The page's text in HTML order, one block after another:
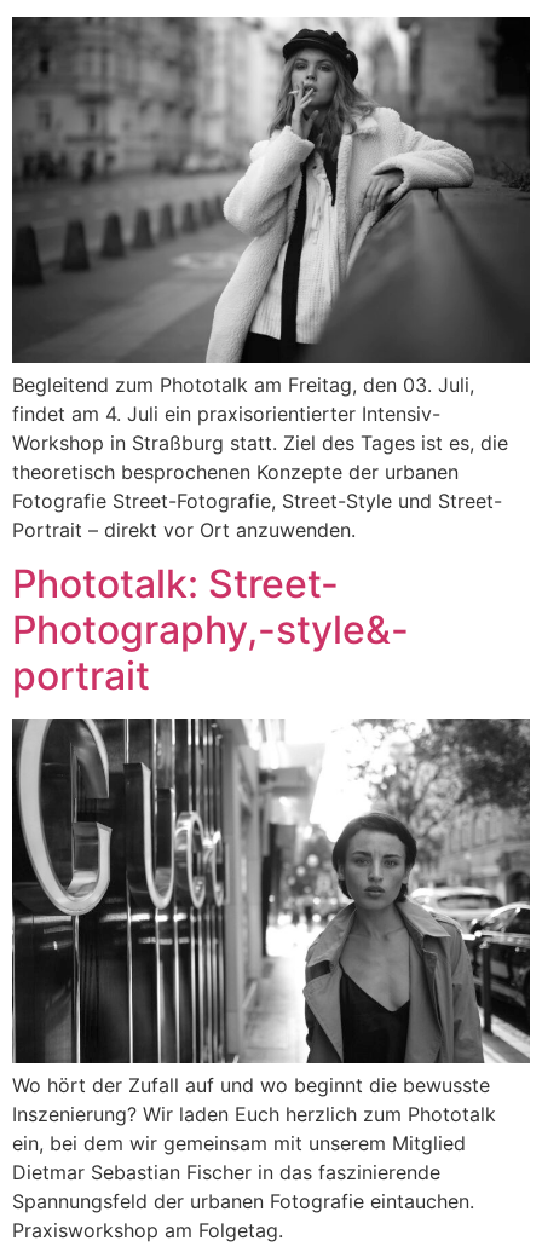
Begleitend zum Phototalk am Freitag, den 03. Juli,
findet am 4. Juli ein praxisorientierter Intensiv-
Workshop in Straßburg statt. Ziel des Tages ist es, die
theoretisch besprochenen Konzepte der urbanen
Fotografie Street-Fotografie, Street-Style und Street-
Portrait – direkt vor Ort anzuwenden.
Phototalk: Street-
Photography,-style&-
portrait
Wo hört der Zufall auf und wo beginnt die bewusste
Inszenierung? Wir laden Euch herzlich zum Phototalk
ein, bei dem wir gemeinsam mit unserem Mitglied
Dietmar Sebastian Fischer in das faszinierende
Spannungsfeld der urbanen Fotografie eintauchen.
Praxisworkshop am Folgetag.